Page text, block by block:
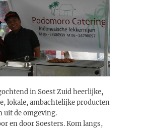
in Soest Zuid heerlijke,
lokale, ambachtelijke producten
uit de omgeving.
en door Soesters. Kom langs,